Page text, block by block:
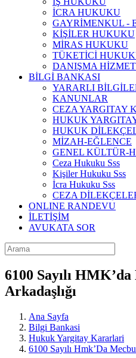
İCRA HUKUKU
GAYRİMENKUL -
KİŞİLER HUKUKU
MİRAS HUKUKU
TÜKETİCİ
DANIŞMA
BİLGİ BANKASI
YARARLI
KANUNLAR
CEZA YARGITAY
HUKUK
HUKUK
MİZAH-EĞLENCE
GENEL KÜLTÜR-
Ceza Hukuku Sss
Kişiler Hukuku Sss
İcra Hukuku Sss
CEZA
ONLINE RANDEVU
İLETİŞİM
AVUKATA SOR
6100 Sayılı
Arkadaşlığı
Ana Sayfa
Bilgi Bankasi
Hukuk Yargitay Kararlari
6100 Sayılı Hmk’Da